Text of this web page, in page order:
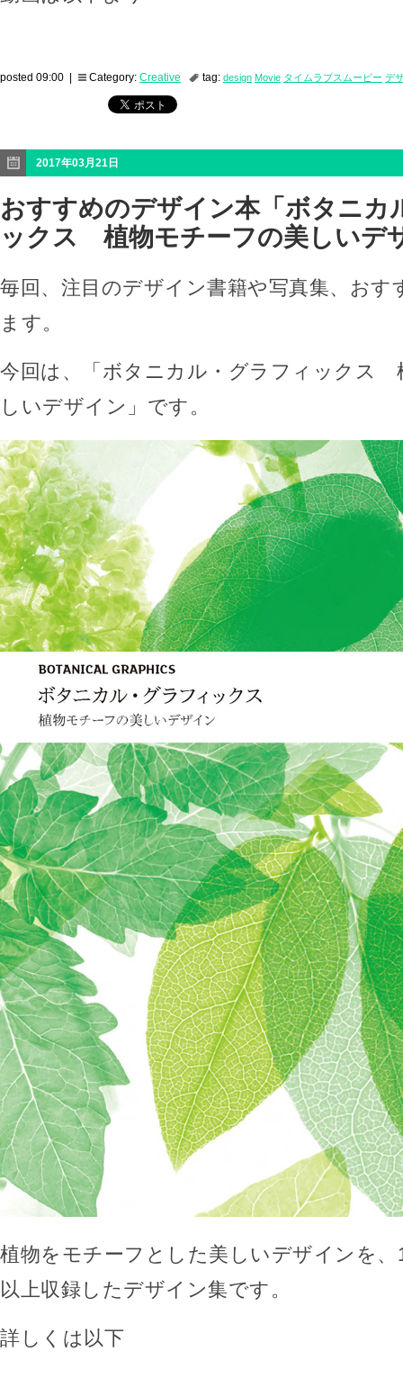
posted 09:00 | Category: Creative tag: design Movie タイムラプスムービー デ
2017年03月21日
おすすめのデザイン本「ボタニカ
ックス 植物モチーフの美しいデ
毎回、注目のデザイン書籍や写真集、おす
ます。
今回は、「ボタニカル・グラフィックス
しいデザイン」です。
植物をモチーフとした美しいデザインを
以上収録したデザイン集です。
詳しくは以下